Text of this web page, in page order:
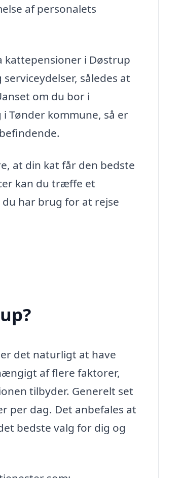
af personalets
kattepensioner i Døstrup
således at
om du bor i
Tønder kommune, så er
at din kat får den bedste
kan du træffe et
har brug for at rejse
det naturligt at have
af flere faktorer,
tilbyder. Generelt set
per dag. Det anbefales at
bedste valg for dig og